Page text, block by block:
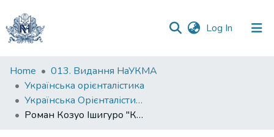
Log In (current)
Communities
&
Collections
All of DSpace
Home
013. Видання НаУКМА
Українська орієнталістика
Українська Орієнталістика. Випуск 1, 2006
Роман Козуо Ішигуро "Коли ми були сиротами" як вияв андрогенності сучасної літератури : [рецензія]